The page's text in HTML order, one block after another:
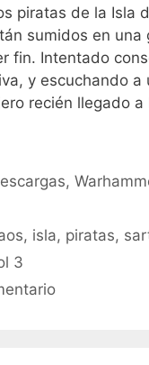
piratas de la Isla
sumidos en una
fin. Intentado
y escuchando a
recién llegado
,
, isla, piratas,
3